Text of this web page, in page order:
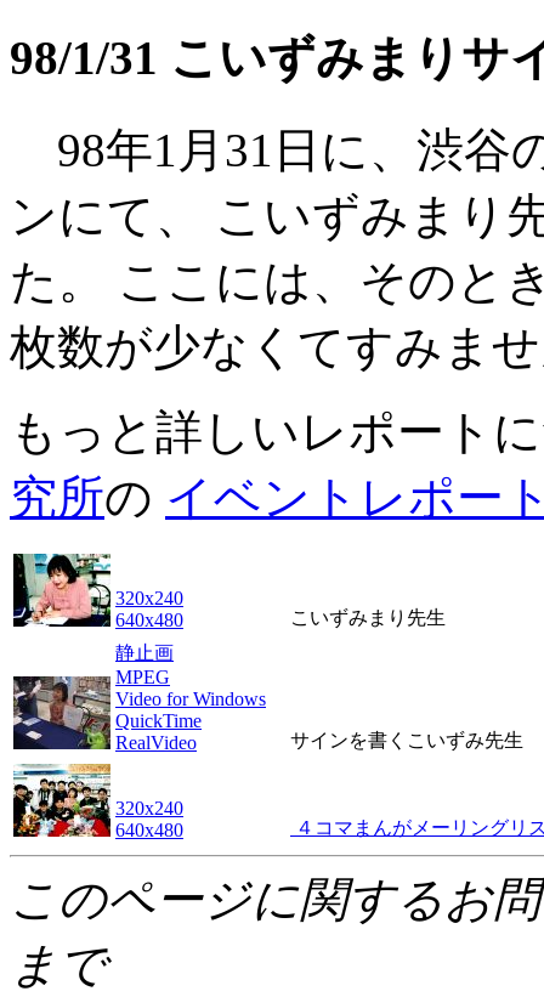
98/1/31 こいずみまりサ
98年1月31日に、渋谷
ンにて、 こいずみまり
た。 ここには、そのと
枚数が少なくてすみま
もっと詳しいレポート
究所の イベントレポー
320x240
640x480
こいずみまり先生
静止画
MPEG
Video for Windows
QuickTime
RealVideo
サインを書くこいずみ先生
320x240
640x480
４コマまんがメーリングリ
このページに関するお
まで